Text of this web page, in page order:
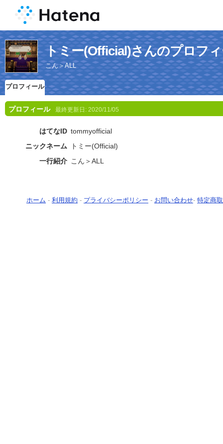
トミー(Official)さんのプロフ
こん＞ALL
プロフィール
プロフィール 最終更新日: 2020/11/05
はてなID tommyofficial
ニックネーム
トミー(Official)
一行紹介 こん＞ALL
ホーム - 利用規約 - プライバシーポリシー - お問い合わせ- 特定商